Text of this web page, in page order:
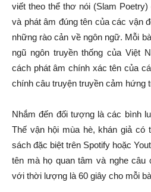
viết theo thể thơ nói (Slam
và phát âm đúng tên của các vận
những rào cản về ngôn ngữ. Mỗi
ngũ ngôn truyền thống của Việt
cách phát âm chính xác tên của
chính câu truyện truyền cảm hứng
Nhắm đến đối tượng là các bình
Thế vận hội mùa hè, khán giả có
sách đặc biệt trên Spotify hoặc
tên mà họ quan tâm và nghe câu
với thời lượng là 60 giây cho mỗi